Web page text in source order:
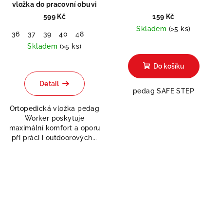
vložka do pracovní obuvi
599 Kč
36 37 39 40
48
Skladem (>5 ks)
hodnocení
produktu
z
5
hvězdiček.
Detail
Ortopedická vložka pedag
Worker poskytuje
maximální komfort a oporu
při práci i outdoorových...
159 Kč
Skladem (>5 ks)
Do košíku
pedag SAFE STEP